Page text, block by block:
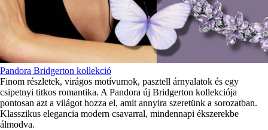
Pandora Bridgerton kollekció
Finom részletek, virágos motívumok, pasztell árnyalatok és egy
csipetnyi titkos romantika. A Pandora új Bridgerton kollekciója
pontosan azt a világot hozza el, amit annyira szeretünk a sorozatban.
Klasszikus elegancia modern csavarral, mindennapi ékszerekbe
álmodva.